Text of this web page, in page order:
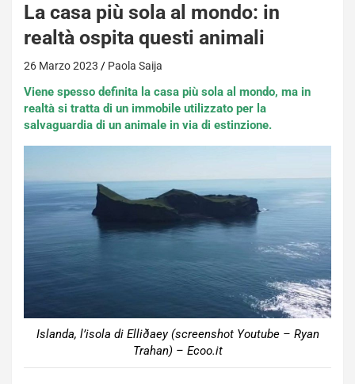
La casa più sola al mondo: in
realtà ospita questi animali
26 Marzo 2023 Paola Saija
Viene spesso definita la casa più sola al mondo, ma in
realtà si tratta di un immobile utilizzato per la
salvaguardia di un animale in via di estinzione.
Islanda, l’isola di Elliðaey (screenshot Youtube – Ryan
Trahan) – Ecoo.it